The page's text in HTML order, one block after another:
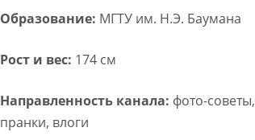
Образование: МГТУ им. Н.Э. Баумана
Рост и вес: 174 см
Направленность канала: фото-советы,
пранки, влоги